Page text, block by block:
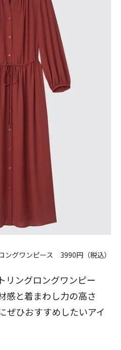
グワンピース 3990円（税込）
リングロングワンピー
感と着まわし力の高さ
ぜひおすすめしたいアイ